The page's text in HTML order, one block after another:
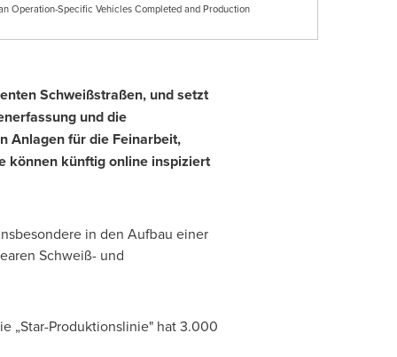
Operation-Specific Vehicles Completed and Production
Schweißstraßen, und setzt
und die
Anlagen für die Feinarbeit,
können künftig online inspiziert
in den Aufbau einer
Schweiß- und
„Star-Produktionslinie" hat 3.000